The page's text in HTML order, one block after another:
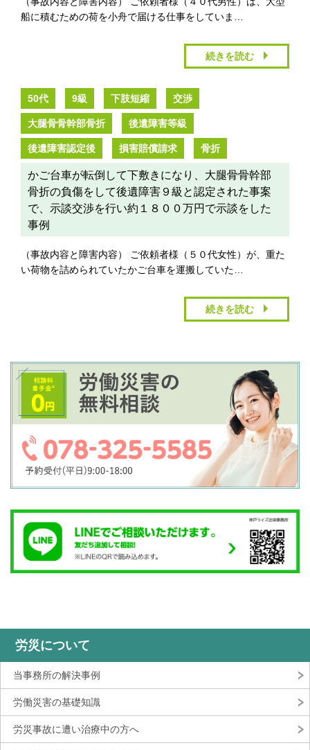
船に積むための荷を小舟で届ける仕事をしていま…
続きを読む
50代 9級 下肢短縮 交渉
大腿骨骨幹部骨折 後遺障害等級
後遺障害認定後 損害賠償請求 骨折
かご台車が転倒して下敷きになり、大腿骨骨幹部
骨折の負傷をして後遺障害９級と認定された事案
で、示談交渉を行い約１８００万円で示談をした
事例
（事故内容と障害内容） ご依頼者様（５０代女性）が、重た
い荷物を詰められていたかご台車を運搬していた…
続きを読む
労災について
当事務所の解決事例
労働災害の基礎知識
労災事故に遭い治療中の方へ